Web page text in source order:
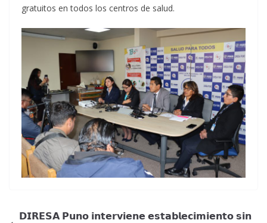
gratuitos en todos los centros de salud.
𝗗𝗜𝗥𝗘𝗦𝗔 𝗣𝘂𝗻𝗼 𝗶𝗻𝘁𝗲𝗿𝘃𝗶𝗲𝗻𝗲 𝗲𝘀𝘁𝗮𝗯𝗹𝗲𝗰𝗶𝗺𝗶𝗲𝗻𝘁𝗼 𝘀𝗶𝗻